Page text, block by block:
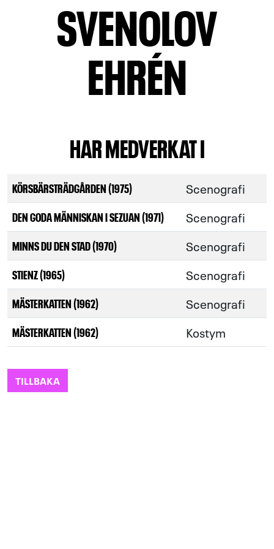
SVENOLOV
EHRÉN
HAR MEDVERKAT I
KÖRSBÄRSTRÄDGÅRDEN (1975) Scenografi
DEN GODA MÄNNISKAN I SEZUAN (1971) Scenografi
MINNS DU DEN STAD (1970) Scenografi
STIENZ (1965) Scenografi
MÄSTERKATTEN (1962) Scenografi
MÄSTERKATTEN (1962) Kostym
TILLBAKA